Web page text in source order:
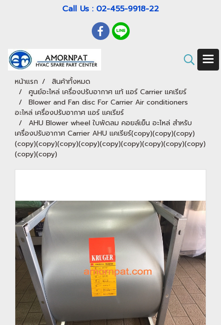
Call Us : 02-455-9918-22
หน้าแรก
สินค้าทั้งหมด
ศูนย์อะไหล่ เครื่องปรับอากาศ แท้ แอร์ Carrier แคเรียร์
Blower and Fan disc For Carrier Air conditioners
อะไหล่ เครื่องปรับอากาศ แอร์ แคเรียร์
AHU Blower wheel ใบพัดลม คอยล์เย็น อะไหล่ สำหรับ
เครื่องปรับอากาศ Carrier AHU แคเรียร์(copy)(copy)(copy)
(copy)(copy)(copy)(copy)(copy)(copy)(copy)(copy)(copy)
(copy)(copy)